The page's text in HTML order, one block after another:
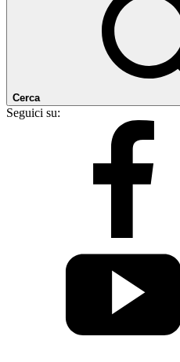
Cerca
Seguici su: